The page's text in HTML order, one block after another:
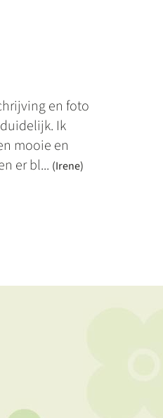
en foto
Ik
mooie en
er bl... (Irene)